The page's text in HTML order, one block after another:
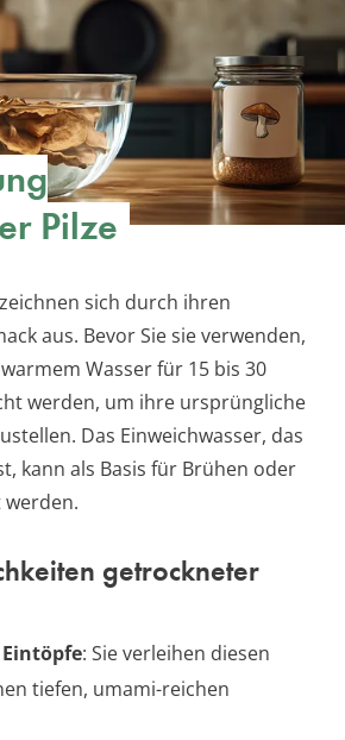
Pilze
sich durch ihren
aus. Bevor Sie sie verwenden,
Wasser für 15 bis 30
werden, um ihre ursprüngliche
Das Einweichwasser, das
kann als Basis für Brühen oder
werden.
getrockneter
: Sie verleihen diesen
tiefen, umami-reichen